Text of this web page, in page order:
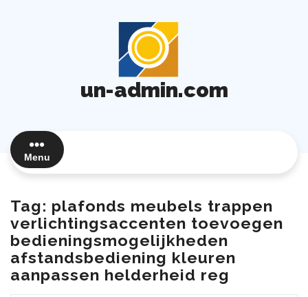
un-admin.com
Menu
Tag: plafonds meubels trappen
verlichtingsaccenten toevoegen
bedieningsmogelijkheden
afstandsbediening kleuren
aanpassen helderheid reg